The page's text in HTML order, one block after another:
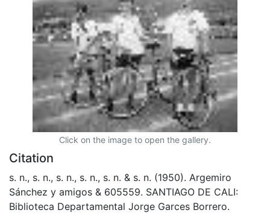
Click on the image to open the gallery.
Citation
s. n., s. n., s. n., s. n., s. n. & s. n. (1950). Argemiro
Sánchez y amigos & 605559. SANTIAGO DE CALI:
Biblioteca Departamental Jorge Garces Borrero.